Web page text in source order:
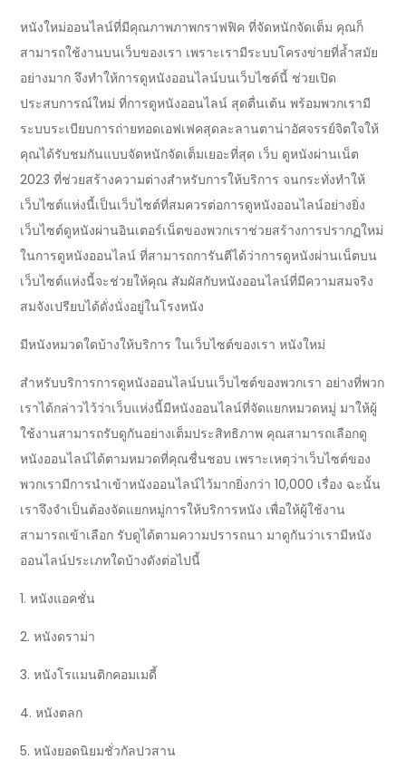
หนังใหม่ออนไลน์ที่มีคุณภาพภาพกราฟฟิค ที่จัดหนักจัดเต็ม คุณก็
สามารถใช้งานบนเว็บของเรา เพราะเรามีระบบโครงข่ายที่ล้ำสมัย
อย่างมาก จึงทำให้การดูหนังออนไลน์บนเว็บไซต์นี้ ช่วยเปิด
ประสบการณ์ใหม่ ที่การดูหนังออนไลน์ สุดตื่นเต้น พร้อมพวกเรามี
ระบบระเบียบการถ่ายทอดเอฟเฟคสุดละลานตาน่าอัศจรรย์จิตใจให้
คุณได้รับชมกันแบบจัดหนักจัดเต็มเยอะที่สุด เว็บ ดูหนังผ่านเน็ต
2023 ที่ช่วยสร้างความต่างสำหรับการให้บริการ จนกระทั่งทำให้
เว็บไซต์แห่งนี้เป็นเว็บไซต์ที่สมควรต่อการดูหนังออนไลน์อย่างยิ่ง
เว็บไซต์ดูหนังผ่านอินเตอร์เน็ตของพวกเราช่วยสร้างการปรากฏใหม่
ในการดูหนังออนไลน์ ที่สามารถการันตีได้ว่าการดูหนังผ่านเน็ตบน
เว็บไซต์แห่งนี้จะช่วยให้คุณ สัมผัสกับหนังออนไลน์ที่มีความสมจริง
สมจังเปรียบได้ดั่งนั่งอยู่ในโรงหนัง
มีหนังหมวดใดบ้างให้บริการ ในเว็บไซต์ของเรา หนังใหม่
สำหรับบริการการดูหนังออนไลน์บนเว็บไซต์ของพวกเรา อย่างที่พวก
เราได้กล่าวไว้ว่าเว็บแห่งนี้มีหนังออนไลน์ที่จัดแยกหมวดหมู่ มาให้ผู้
ใช้งานสามารถรับดูกันอย่างเต็มประสิทธิภาพ คุณสามารถเลือกดู
หนังออนไลน์ได้ตามหมวดที่คุณชื่นชอบ เพราะเหตุว่าเว็บไซต์ของ
พวกเรามีการนำเข้าหนังออนไลน์ไว้มากยิ่งกว่า 10,000 เรื่อง ฉะนั้น
เราจึงจำเป็นต้องจัดแยกหมู่การให้บริการหนัง เพื่อให้ผู้ใช้งาน
สามารถเข้าเลือก รับดูได้ตามความปรารถนา มาดูกันว่าเรามีหนัง
ออนไลน์ประเภทใดบ้างดังต่อไปนี้
1. หนังแอคชั่น
2. หนังดราม่า
3. หนังโรแมนติกคอมเมดี้
4. หนังตลก
5. หนังยอดนิยมชั่วกัลปวสาน